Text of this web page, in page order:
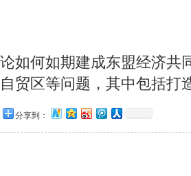
论如何如期建成东盟经济共
自贸区等问题，其中包括打
分享到：